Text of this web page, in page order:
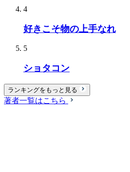
4
好きこそ物の上手なれ
5
ショタコン
ランキングをもっと見る
著者一覧はこちら